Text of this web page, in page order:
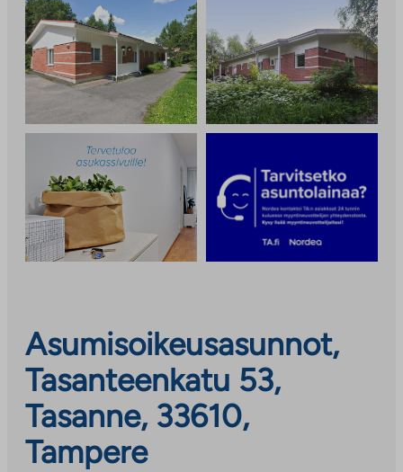
Asumisoikeusasunnot,
Tasanteenkatu 53,
Tasanne, 33610,
Tampere